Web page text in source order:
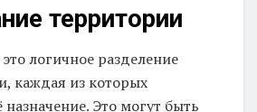
территории
логичное разделение
каждая из которых
Это могут быть